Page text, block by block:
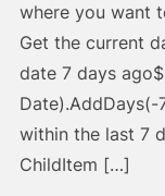
where you want
Get the current
date 7 days
within the last 7
ChildItem […]